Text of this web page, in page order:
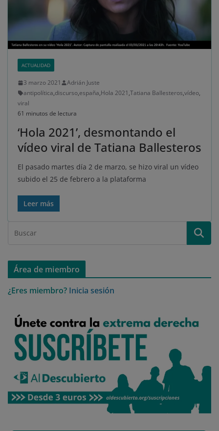
ACTUALIDAD
3 marzo 2021
Adrián Juste
antipolítica,discurso,españa,Hola 2021 ,Tatiana Ballesteros,vídeo,
viral
61 minutos de lectura
‘Hola 2021’, desmontando el
vídeo viral de Tatiana Ballesteros
El pasado martes día 2 de marzo, se hizo viral un vídeo
subido el 25 de febrero a la plataforma
Leer más
Área de miembro
¿Eres miembro? Inicia sesión